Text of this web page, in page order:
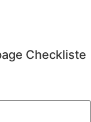
Checkliste